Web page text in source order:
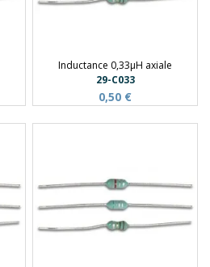
Inductance 0,33µH axiale
29-C033
0,50 €